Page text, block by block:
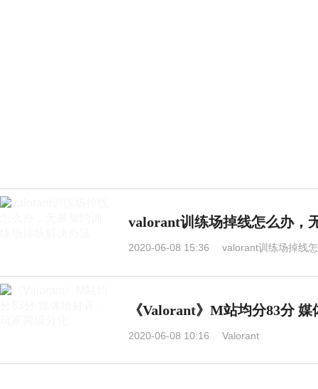
valorant训练场掉线怎么办，
2020-06-08 15:36 valorant训练场掉线
《Valorant》M站均分83分
2020-06-08 10:16 Valorant